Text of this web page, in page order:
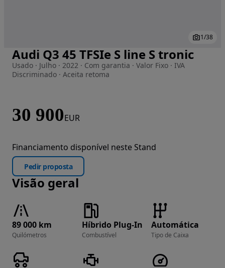
Imagem 1 de 38
1/38
Audi Q3 45 TFSIe S line S tronic
Usado · Julho · 2022 · Com garantia · Valor Fixo · IVA
Discriminado · Aceita retoma
30 900EUR
Financiamento disponível neste Stand
Pedir proposta
Visão geral
89 000 km
Quilómetros
Híbrido Plug-In
Combustível
Automática
Tipo de Caixa